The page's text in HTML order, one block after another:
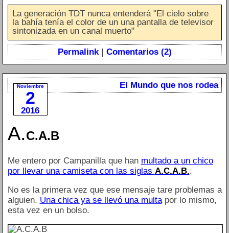
La generación TDT nunca entenderá "El cielo sobre
la bahía tenía el color de un una pantalla de televisor
sintonizada en un canal muerto"
Permalink| Comentarios (2)
Noviembre
2
2016
El Mundo que nos rodea
A.C.A.B
Me entero por Campanilla que han multado a un chico
por llevar una camiseta con las siglas A.C.A.B..
No es la primera vez que ese mensaje tare problemas a
alguien. Una chica ya se llevó una multapor lo mismo,
esta vez en un bolso.